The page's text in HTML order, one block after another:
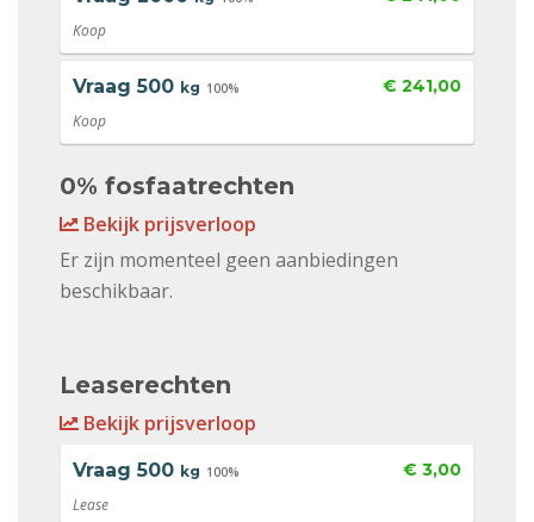
Koop
Vraag 500 kg 100% € 241,00
Koop
0% fosfaatrechten
Bekijk prijsverloop
Er zijn momenteel geen aanbiedingen
beschikbaar.
Leaserechten
Bekijk prijsverloop
Vraag 500 kg 100% € 3,00
Lease